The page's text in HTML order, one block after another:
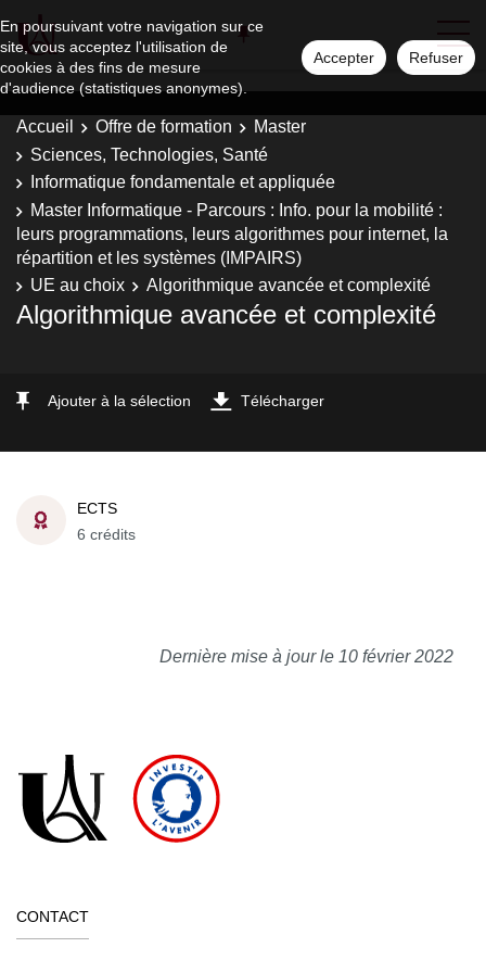
En poursuivant votre navigation sur ce
site, vous acceptez l'utilisation de
cookies à des fins de mesure
d'audience (statistiques anonymes).
Accepter Refuser
Accueil Offre de formation
Master
Sciences, Technologies, Santé
Informatique fondamentale et appliquée
Master Informatique - Parcours : Info. pour la mobilité :
leurs programmations, leurs algorithmes pour internet, la
répartition et les systèmes (IMPAIRS)
UE au choix
Algorithmique avancée et complexité
Algorithmique avancée et complexité
Ajouter à la sélection Télécharger
ECTS
6 crédits
Dernière mise à jour le 10 février 2022
CONTACT